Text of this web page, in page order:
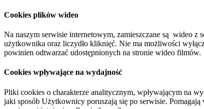
Cookies plików wideo
Na naszym serwisie internetowym, zamieszczane są wideo
użytkownika oraz liczydło kliknięć. Nie ma możliwości
powinien odtwarzać udostępnionych na stronie wideo filmów.
Cookies wpływające na wydajność
Pliki cookies o charakterze analitycznym, wpływającym na
jaki sposób Użytkownicy poruszają się po serwisie.